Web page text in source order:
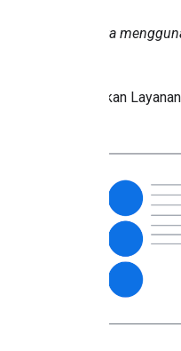
penautan ke peta
terus menggunakan